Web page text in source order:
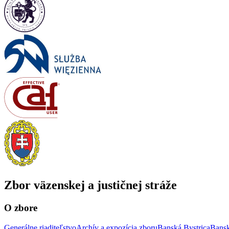
Zbor väzenskej a justičnej stráže
O zbore